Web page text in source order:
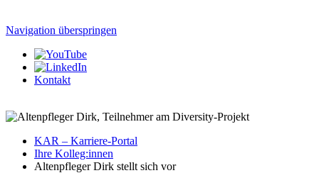
Navigation überspringen
Kontakt
KAR – Karriere-Portal
Ihre Kolleg:innen
Altenpfleger Dirk stellt sich vor